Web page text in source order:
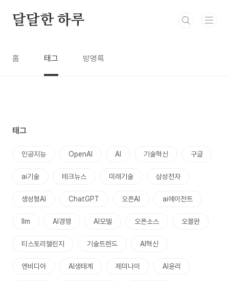
달달한 하루
홈 태그 방명록
태그
인공지능 OpenAI AI 기술혁신 구글
ai기술 테크뉴스 미래기술 삼성전자
생성형AI ChatGPT 오픈AI ai에이전트
llm AI경쟁 AI모델 오픈소스 오블완
티스토리챌린지 기술트렌드 AI혁신
엔비디아 AI생태계 제미나이 AI윤리